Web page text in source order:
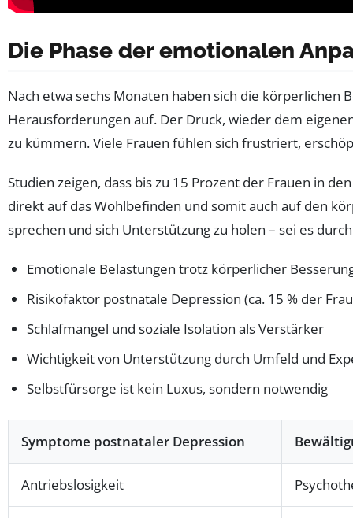
Die Phase der emotionalen
Nach etwa sechs Monaten haben sich die
Herausforderungen auf. Der Druck, wieder dem
zu kümmern. Viele Frauen fühlen sich frustriert,
Studien zeigen, dass bis zu 15 Prozent der Frauen in
direkt auf das Wohlbefinden und somit auch auf den
sprechen und sich Unterstützung zu holen – sei es
Emotionale Belastungen trotz körperlicher
Risikofaktor postnatale Depression (ca. 15 % der
Schlafmangel und soziale Isolation als Verstärker
Wichtigkeit von Unterstützung durch Umfeld und
Selbstfürsorge ist kein Luxus, sondern notwendig
Symptome postnataler Depression
Antriebslosigkeit